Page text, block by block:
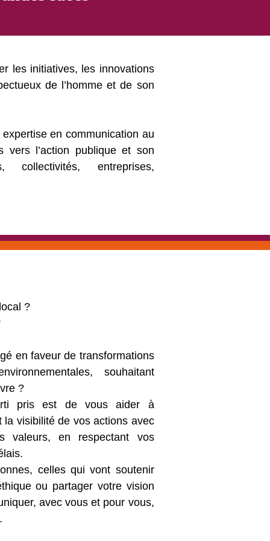
les initiatives, les innovations
de l’homme et de son
en communication au
vers l’action publique et son
collectivités, entreprises,
?
en faveur de transformations
souhaitant
?
pris est de vous aider à
visibilité de vos actions avec
valeurs, en respectant vos
celles qui vont soutenir
ou partager votre vision
avec vous et pour vous,